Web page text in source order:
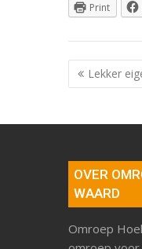
Print
Lekker
OVER
WAARD
Omroep